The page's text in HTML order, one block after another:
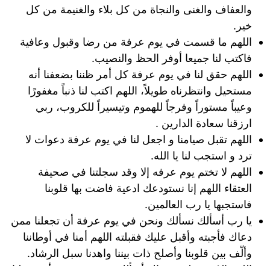
والعفاف والغنى والنجاة من كل بلاء والغنيمة من كل
خير.
اللهم ما قسمت في يوم عرفة من رضا وقبول وعافية
فاكتب لنا جميعا أوفر الحظ والنصيب.
اللهم حقق لنا في يوم عرفة كل أمر ظننا بضعفنا أنه
مستحيل وانتظرناه طويلاً، اللهم اكتب لنا ذنباً مغفورًا
وعيباً مستوراً وفرجاً للهموم وتيسيراً للكروب، ربي
ارزقنا سعادة الدارين .
اللهم تقبل صيامنا و اجعل لنا في يوم عرفة دعوات لا
ترد و استجب لنا يا الله.
اللهم لا تختم يوم عرفه إلا وقد سجلتنا في صحيفة
العتقاء اللهم إنا نستودعك ادعية فاضت بها قلوبنا
فاستجبها يا رب العالمين.
يا رب أسألك نسألك ونحن في يوم عرفة أن تجعلنا ممن
دعاك فأجبته وأقبل عليك فقبلته اللهم أمنا في أوطاننا
وألّف بين قلوبنا وأصلح ذات بيننا واهدنا سبل الرشاد.